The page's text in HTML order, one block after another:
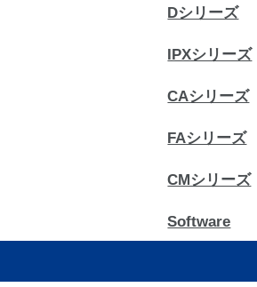
Dシリーズ
IPXシリーズ
CAシリーズ
FAシリーズ
CMシリーズ
Software